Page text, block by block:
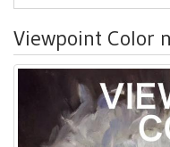
Viewpoint Color